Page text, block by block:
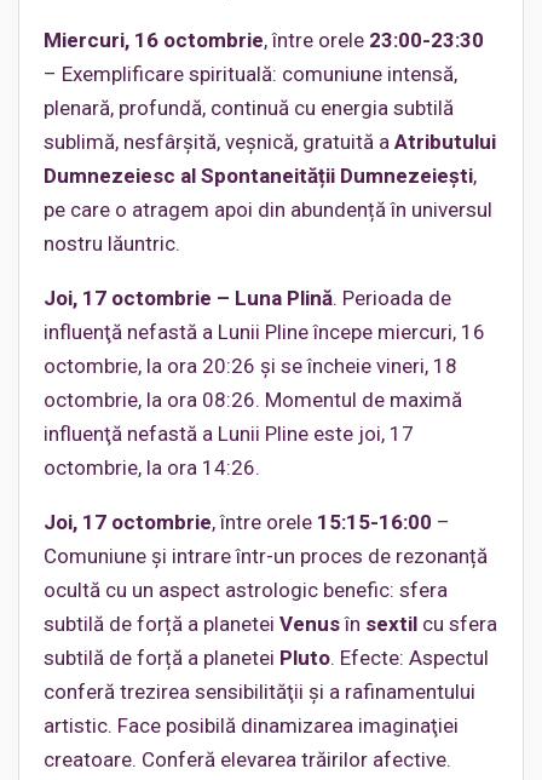
Miercuri, 16 octombrie, între orele 23:00-23:30
– Exemplificare spirituală: comuniune intensă,
plenară, profundă, continuă cu energia subtilă
sublimă, nesfârșită, veșnică, gratuită a Atributului
Dumnezeiesc al Spontaneității Dumnezeiești,
pe care o atragem apoi din abundență în universul
nostru lăuntric.
Joi, 17 octombrie – Luna Plină. Perioada de
influenţă nefastă a Lunii Pline începe miercuri, 16
octombrie, la ora 20:26 şi se încheie vineri, 18
octombrie, la ora 08:26. Momentul de maximă
influenţă nefastă a Lunii Pline este joi, 17
octombrie, la ora 14:26.
Joi, 17 octombrie, între orele 15:15-16:00 –
Comuniune și intrare într-un proces de rezonanță
ocultă cu un aspect astrologic benefic: sfera
subtilă de forță a planetei Venusîn sextil cu sfera
subtilă de forță a planetei Pluto. Efecte: Aspectul
conferă trezirea sensibilităţii şi a rafinamentului
artistic. Face posibilă dinamizarea imaginaţiei
creatoare. Conferă elevarea trăirilor afective.